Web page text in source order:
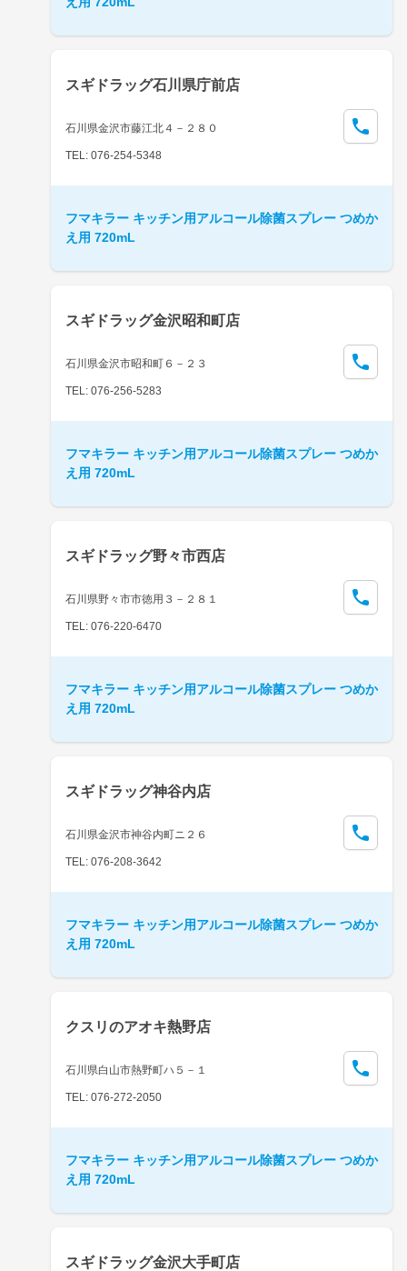
スギドラッグ石川県庁前店
石川県金沢市藤江北４－２８０
TEL: 076-254-5348
フマキラー キッチン用アルコール除菌スプレー つめか
え用 720mL
スギドラッグ金沢昭和町店
石川県金沢市昭和町６－２３
TEL: 076-256-5283
フマキラー キッチン用アルコール除菌スプレー つめか
え用 720mL
スギドラッグ野々市西店
石川県野々市市徳用３－２８１
TEL: 076-220-6470
フマキラー キッチン用アルコール除菌スプレー つめか
え用 720mL
スギドラッグ神谷内店
石川県金沢市神谷内町ニ２６
TEL: 076-208-3642
フマキラー キッチン用アルコール除菌スプレー つめか
え用 720mL
クスリのアオキ熱野店
石川県白山市熱野町ハ５－１
TEL: 076-272-2050
フマキラー キッチン用アルコール除菌スプレー つめか
え用 720mL
スギドラッグ金沢大手町店